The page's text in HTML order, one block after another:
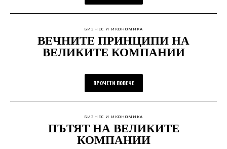
БИЗНЕС И ИКОНОМИКА
ВЕЧНИТЕ ПРИНЦИПИ НА
ВЕЛИКИТЕ КОМПАНИИ
ПРОЧЕТИ ПОВЕЧЕ
БИЗНЕС И ИКОНОМИКА
ПЪТЯТ НА ВЕЛИКИТЕ
КОМПАНИИ